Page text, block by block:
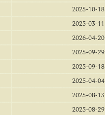
2025-10-18
2025-03-11
2026-04-20
2025-09-29
2025-09-18
2025-04-04
2025-08-13
2025-08-29